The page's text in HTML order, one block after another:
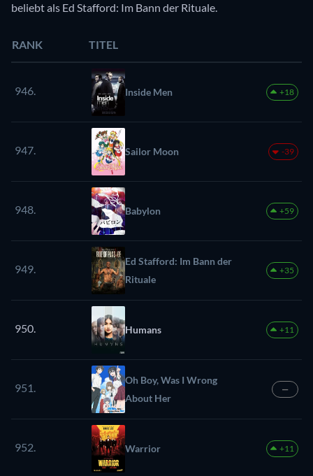
beliebt als Ed Stafford: Im Bann der Rituale.
RANK TITEL
946. Inside Men +18
947. Sailor Moon -39
948. Babylon +59
949.
Ed Stafford: Im Bann der
Rituale
+35
950. Humans +11
951.
Oh Boy, Was I Wrong
About Her
—
952. Warrior +11